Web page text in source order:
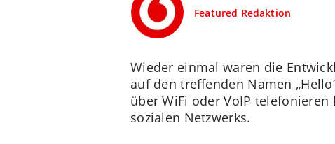
Featured Redaktion
Wieder einmal waren die
auf den treffenden Namen
über WiFi oder VoIP
sozialen Netzwerks.